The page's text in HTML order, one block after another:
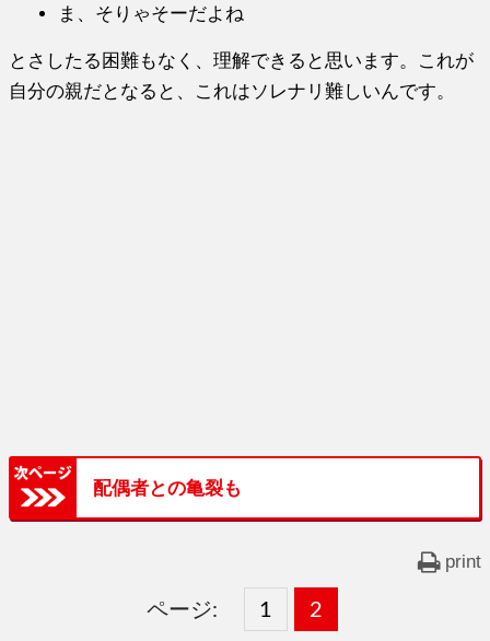
ま、そりゃそーだよね
とさしたる困難もなく、理解できると思います。これが
自分の親だとなると、これはソレナリ難しいんです。
配偶者との亀裂も
print
ページ:
固
1 ,
固
2